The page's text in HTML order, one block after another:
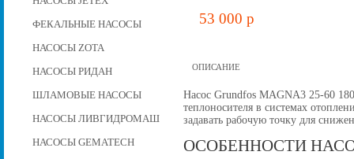
ФЕКАЛЬНЫЕ НАСОСЫ
НАСОСЫ ZOTA
НАСОСЫ РИДАН
ШЛАМОВЫЕ НАСОСЫ
НАСОСЫ ЛИВГИДРОМАШ
НАСОСЫ GEMATECH
53 000 p
ОПИСАНИЕ
Насос Grundfos MAGNA3 25-60
теплоносителя в системах
задавать рабочую точку для
ОСОБЕННОСТИ